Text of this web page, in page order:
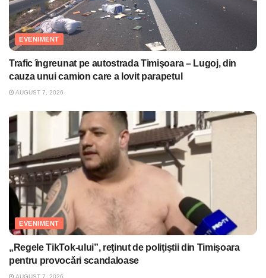
EVENIMENT
Trafic îngreunat pe autostrada Timişoara – Lugoj, din
cauza unui camion care a lovit parapetul
AUGUST 7, 2026
EVENIMENT
„Regele TikTok-ului”, reţinut de poliţiştii din Timişoara
pentru provocări scandaloase